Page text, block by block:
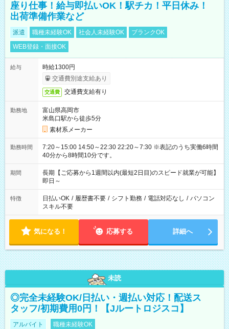
座り仕事！給与即払いOK！駅チカ！平日休み！
出荷準備作業など
派遣 職種未経験OK 社会人未経験OK
ブランクOK
WEB登録・面接OK
給与
時給1300円
交通費別途支給あり
交通費 交通費支給有り
勤務地
富山県高岡市
米島口駅から徒歩5分
素材系メーカー
勤務時間
7:20～15:00 14:50～22:30 22:20～7:30 ※表記のうち実働6時間
40分から8時間10分です。
期間
長期【ご応募から1週間以内(最短2日目)のスピード就業が可能】
即日～
特徴 日払いOK / 履歴書不要 / シフト勤務 / 電話対応なし / パソコン
スキル不要
気になる！ 応募する 詳細へ
未読
◎完全未経験OK/日払い・週払い対応！配送ス
タッフ/初期費用0円！【Jルートロジスコ】
アルバイト 職種未経験OK